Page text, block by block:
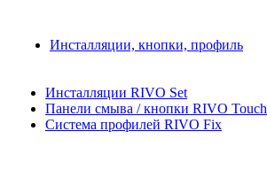
Инсталляции, кнопки, профиль
Инсталляции RIVO Set
Панели смыва / кнопки RIVO Touch
Система профилей RIVO Fix